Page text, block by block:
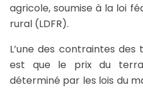
agricole, soumise à la loi
rural (LDFR).
L’une des contraintes
est que le prix du
déterminé par les lois du